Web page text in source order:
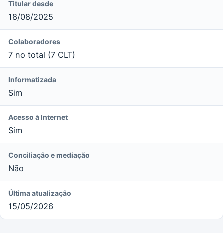
Titular desde
18/08/2025
Colaboradores
7 no total (7 CLT)
Informatizada
Sim
Acesso à internet
Sim
Conciliação e mediação
Não
Última atualização
15/05/2026